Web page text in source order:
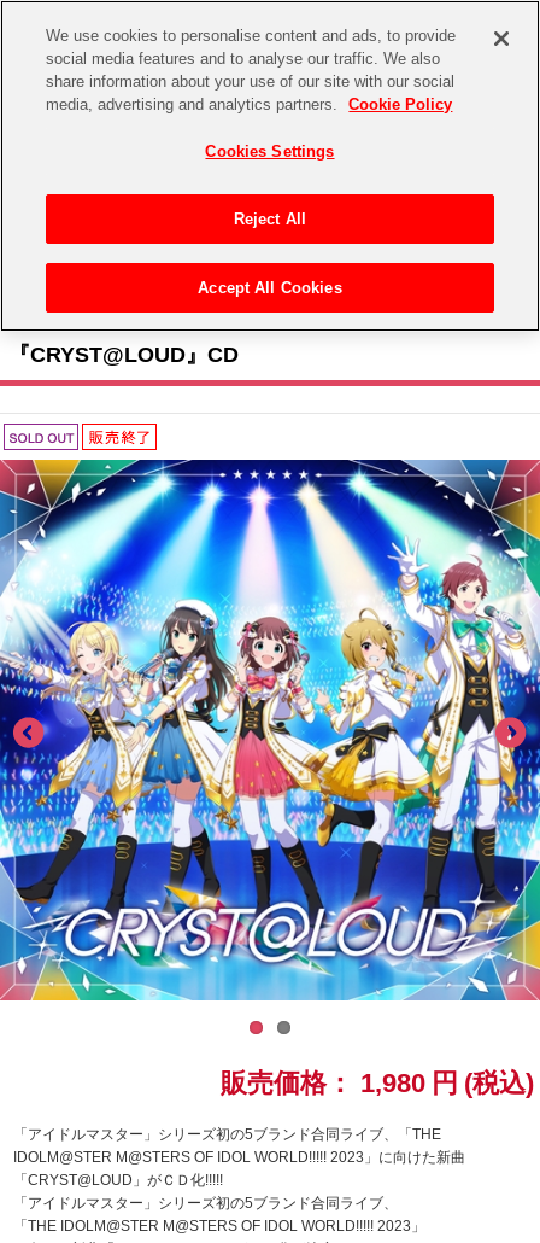
CHANNEL STORE EVENT
ASOBI STORE TOP
CD / Blu-ray
EVENT
ASOBI TICKET ASOBI STAGE
その他先行受付
プレミアム会員とは
アイドルマスターシリーズ
アイドルマスター
アイドルマスター ミリオンライブ！
アイドルマスター SideM
アイドルマスター シャイニーカラーズ
学園アイドルマスター
プロジェクトアイマス ヴイアライヴ
テイルズ オブ シリーズ
電音部
鉄拳
太鼓の達人
ACE COMBAT
パックマン
ナムコクラシック
ドラゴンボール
ラブライブ！シリーズ
イベントグッズ
トイ・ホビー
CD＆BD >CD>アイドルマスター CD
『CRYST@LOUD』CD
販売価格： 1,980 円 (税込)
「アイドルマスター」シリーズ初の5ブランド合同ライブ、「THE
IDOLM@STER M@STERS OF IDOL WORLD!!!!! 2023」に向けた新曲
「CRYST@LOUD」がＣＤ化!!!!!
「アイドルマスター」シリーズ初の5ブランド合同ライブ、
「THE IDOLM@STER M@STERS OF IDOL WORLD!!!!! 2023」
We use cookies to personalise content and ads, to provide
social media features and to analyse our traffic. We also
share information about your use of our site with our social
media, advertising and analytics partners.
Cookie Policy
Cookies Settings
Reject All
Accept All Cookies